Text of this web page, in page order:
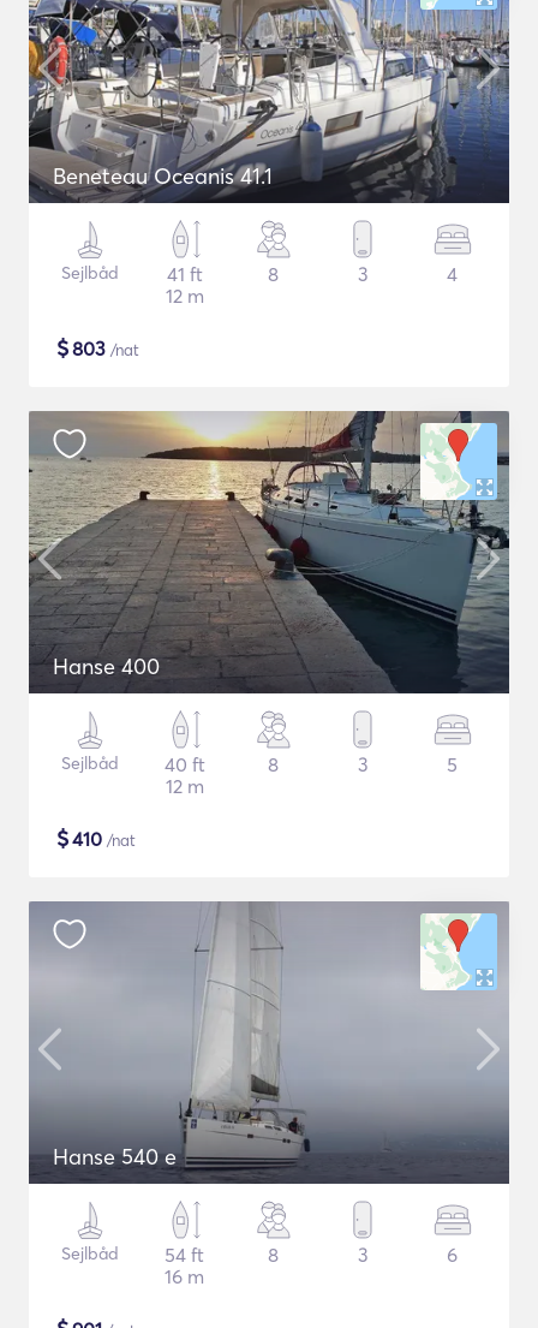
Beneteau Oceanis 41.1
Sejlbåd
41 ft
12 m
8 3 4
$803 /nat
Hanse 400
Sejlbåd
40 ft
12 m
8 3 5
$410 /nat
Hanse 540 e
Sejlbåd
54 ft
16 m
8 3 6